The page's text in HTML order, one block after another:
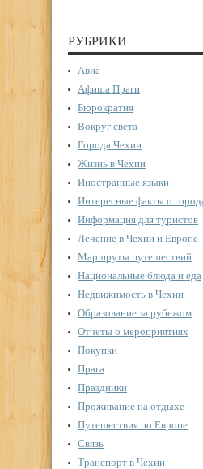
РУБРИКИ
Авиа
Афиша Праги
Бюрократия
Вокруг света
Города Чехии
Жизнь в Чехии
Иностранные языки
Интересные факты о
Информация для туристов
Лечение в Чехии и Европе
Маршруты путешествий
Национальные блюда и еда
Недвижимость в Чехии
Образование за рубежом
Отчеты о мероприятиях
Покупки
Прага
Праздники
Проживание на отдыхе
Путешествия по Европе
Связь
Транспорт в Чехии